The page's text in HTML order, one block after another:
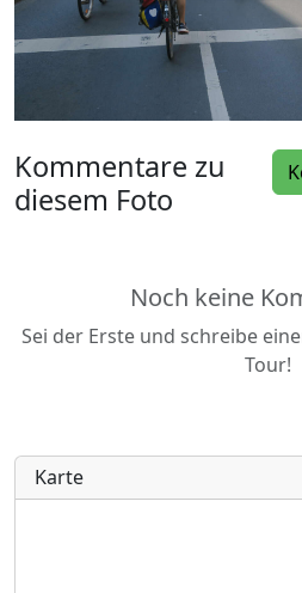
Kommentare zu
diesem Foto
Noch keine
Sei der Erste und schreibe
Tour!
Karte